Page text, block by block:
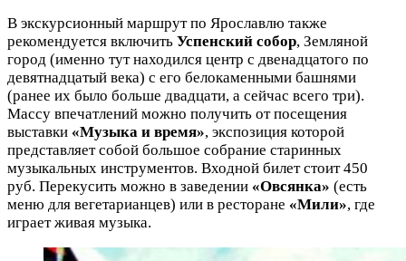
В экскурсионный маршрут по Ярославлю также
рекомендуется включить Успенский собор, Земляной
город (именно тут находился центр с двенадцатого по
девятнадцатый века) с его белокаменными башнями
(ранее их было больше двадцати, а сейчас всего три).
Массу впечатлений можно получить от посещения
выставки «Музыка и время», экспозиция которой
представляет собой большое собрание старинных
музыкальных инструментов. Входной билет стоит 450
руб. Перекусить можно в заведении «Овсянка» (есть
меню для вегетарианцев) или в ресторане «Мили», где
играет живая музыка.